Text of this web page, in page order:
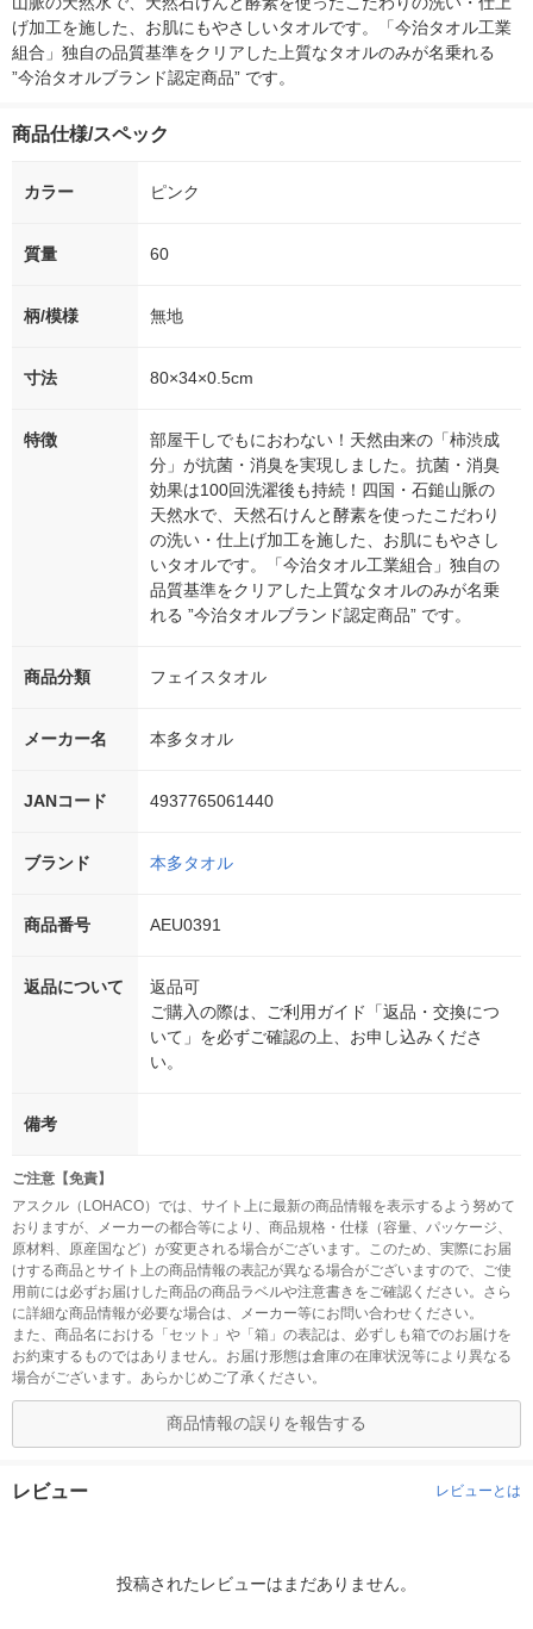
げ加工を施した、お肌にもやさしいタオルです。「今治タオル工業
組合」独自の品質基準をクリアした上質なタオルのみが名乗れる
”今治タオルブランド認定商品” です。
商品仕様/スペック
カラー ピンク
質量 60
柄/模様 無地
寸法 80×34×0.5cm
特徴
部屋干しでもにおわない！天然由来の「柿渋成
分」が抗菌・消臭を実現しました。抗菌・消臭
効果は100回洗濯後も持続！四国・石鎚山脈の
天然水で、天然石けんと酵素を使ったこだわり
の洗い・仕上げ加工を施した、お肌にもやさし
いタオルです。「今治タオル工業組合」独自の
品質基準をクリアした上質なタオルのみが名乗
れる ”今治タオルブランド認定商品” です。
商品分類 フェイスタオル
メーカー名 本多タオル
JANコード 4937765061440
ブランド 本多タオル
商品番号 AEU0391
返品について
返品可
ご購入の際は、ご利用ガイド「返品・交換につ
いて」を必ずご確認の上、お申し込みくださ
い。
備考
ご注意【免責】
アスクル（LOHACO）では、サイト上に最新の商品情報を表示するよう努めて
おりますが、メーカーの都合等により、商品規格・仕様（容量、パッケージ、
原材料、原産国など）が変更される場合がございます。このため、実際にお届
けする商品とサイト上の商品情報の表記が異なる場合がございますので、ご使
用前には必ずお届けした商品の商品ラベルや注意書きをご確認ください。さら
に詳細な商品情報が必要な場合は、メーカー等にお問い合わせください。
また、商品名における「セット」や「箱」の表記は、必ずしも箱でのお届けを
お約束するものではありません。お届け形態は倉庫の在庫状況等により異なる
場合がございます。あらかじめご了承ください。
商品情報の誤りを報告する
レビュー レビューとは
投稿されたレビューはまだありません。